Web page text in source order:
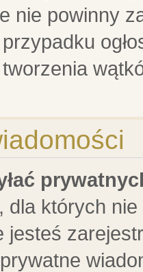
nie powinny
dla których
jesteś